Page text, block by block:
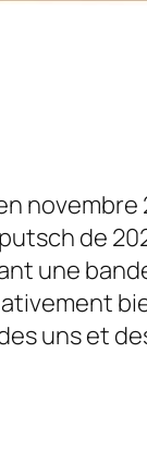
de
une
uns et